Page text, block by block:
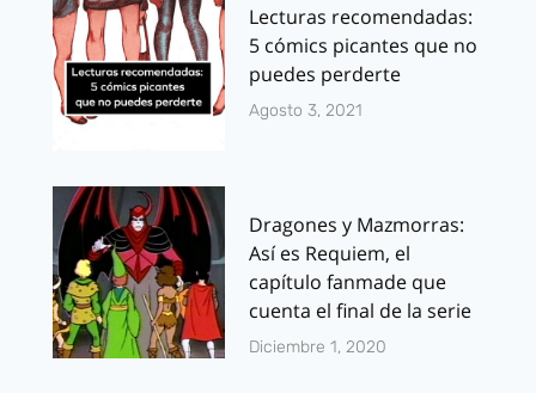
Lecturas recomendadas:
5 cómics picantes que no
puedes perderte
Agosto 3, 2021
Dragones y Mazmorras:
Así es Requiem, el
capítulo fanmade que
cuenta el final de la serie
Diciembre 1, 2020